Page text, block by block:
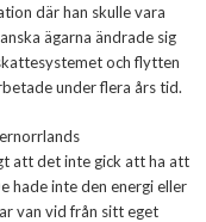
där han skulle vara
ägarna ändrade sig
och flytten
under flera års tid.
att det inte gick att ha att
hade inte den energi eller
van vid från sitt eget